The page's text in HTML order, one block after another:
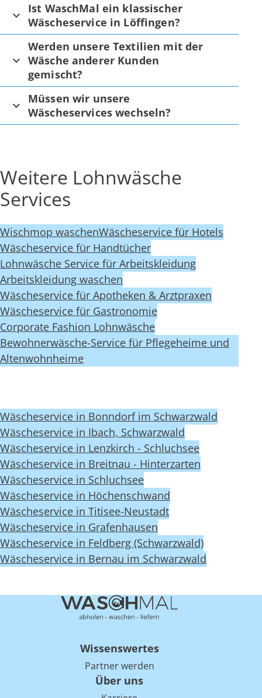
Ist WaschMal ein klassischer
Wäscheservice in Löffingen?
Werden unsere Textilien mit der
Wäsche anderer Kunden
gemischt?
Müssen wir unsere
Wäscheservices wechseln?
Weitere Lohnwäsche
Services
Wischmop waschenWäscheservice für Hotels
Wäscheservice für Handtücher
Lohnwäsche Service für Arbeitskleidung
Arbeitskleidung waschen
Wäscheservice für Apotheken & Arztpraxen
Wäscheservice für Gastronomie
Corporate Fashion Lohnwäsche
Bewohnerwäsche-Service für Pflegeheime und
Altenwohnheime
Wäscheservice in Bonndorf im Schwarzwald
Wäscheservice in Ibach, Schwarzwald
Wäscheservice in Lenzkirch - Schluchsee
Wäscheservice in Breitnau - Hinterzarten
Wäscheservice in Schluchsee
Wäscheservice in Höchenschwand
Wäscheservice in Titisee-Neustadt
Wäscheservice in Grafenhausen
Wäscheservice in Feldberg (Schwarzwald)
Wäscheservice in Bernau im Schwarzwald
Wissenswertes
Partner werden
Über uns